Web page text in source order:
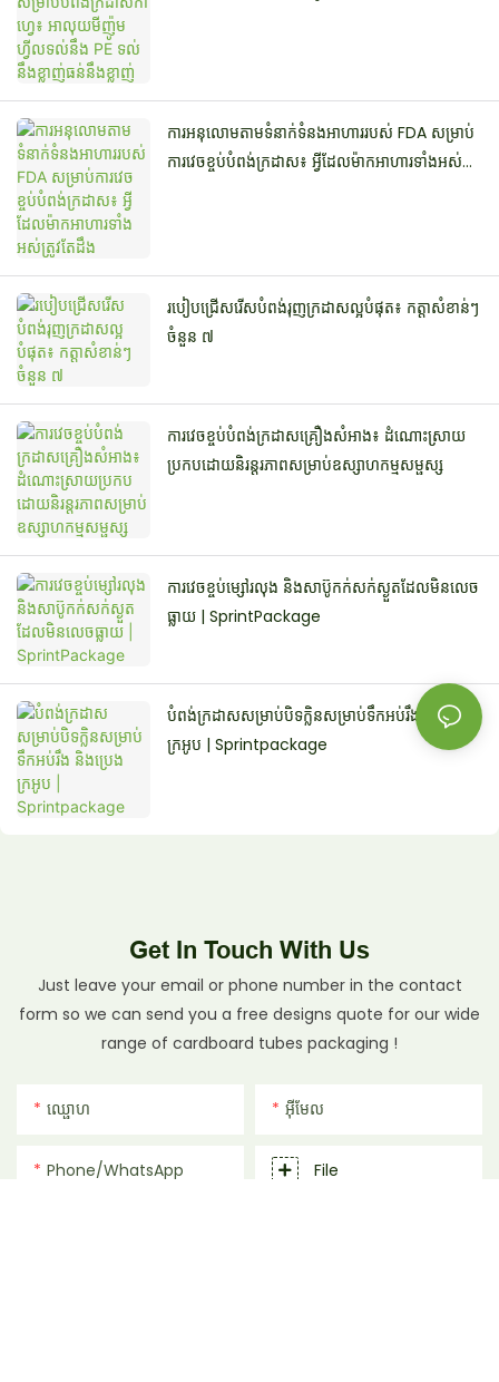
ការអនុលោមតាមទំនាក់ទំនងអាហាររបស់ FDA សម្រាប់
ការវេចខ្ចប់បំពង់ក្រដាស៖ អ្វីដែលម៉ាកអាហារទាំងអស់
របៀបជ្រើសរើសបំពង់រុញក្រដាសល្អបំផុត៖ កត្តាសំខាន់ៗ
ចំនួន ៧
ការវេចខ្ចប់បំពង់ក្រដាសគ្រឿងសំអាង៖ ដំណោះស្រាយ
ប្រកបដោយនិរន្តរភាពសម្រាប់ឧស្សាហកម្មសម្ផស្ស
ការវេចខ្ចប់ម្សៅរលុង និងសាប៊ូកក់សក់ស្ងួតដែលមិនលេច
ធ្លាយ | SprintPackage
បំពង់ក្រដាសសម្រាប់បិទក្លិនសម្រាប់ទឹកអប់រឹង និងប្រេង
ក្រអូប | Sprintpackage
Get In Touch With Us
Just leave your email or phone number in the contact
form so we can send you a free designs quote for our wide
range of cardboard tubes packaging !
ឈ្ផោហ អ៊ីមែល
Phone/whatsApp File